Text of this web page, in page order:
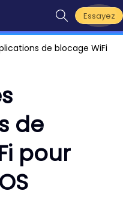
Essayez
de blocage WiFi
de
pour